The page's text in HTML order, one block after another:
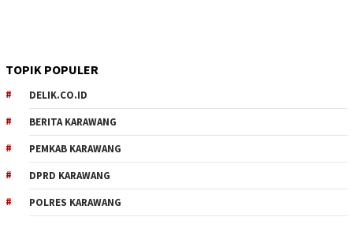
TOPIK POPULER
DELIK.CO.ID
BERITA KARAWANG
PEMKAB KARAWANG
DPRD KARAWANG
POLRES KARAWANG